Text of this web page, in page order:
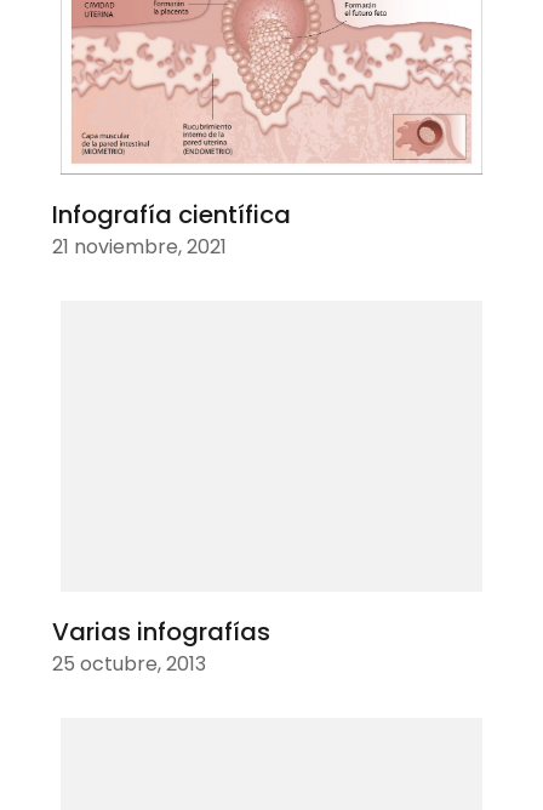
Infografía científica
21 noviembre, 2021
Varias infografías
25 octubre, 2013